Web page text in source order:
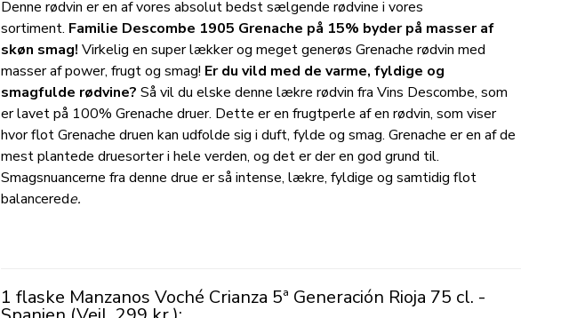
Denne rødvin er en af vores absolut bedst sælgende rødvine i vores
sortiment. Familie Descombe 1905 Grenache på 15% byder på masser af
skøn smag! Virkelig en super lækker og meget generøs Grenache rødvin med
masser af power, frugt og smag! Er du vild med de varme, fyldige og
smagfulde rødvine? Så vil du elske denne lækre rødvin fra Vins Descombe, som
er lavet på 100% Grenache druer. Dette er en frugtperle af en rødvin, som viser
hvor flot Grenache druen kan udfolde sig i duft, fylde og smag. Grenache er en af de
mest plantede druesorter i hele verden, og det er der en god grund til.
Smagsnuancerne fra denne drue er så intense, lækre, fyldige og samtidig flot
balancerede.
1 flaske Manzanos Voché Crianza 5ª Generación Rioja 75 cl. -